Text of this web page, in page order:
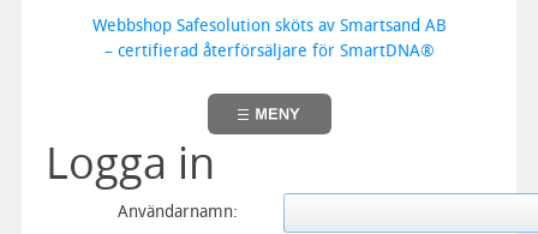
Webbshop Safesolution sköts av Smartsand AB
– certifierad återförsäljare för SmartDNA®
Logga in
Användarnamn: